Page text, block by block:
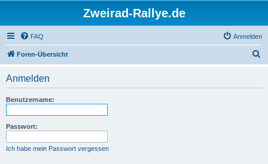
Zweirad-Rallye.de
FAQ Anmelden
Foren-Übersicht
Anmelden
Benutzername:
Passwort:
Ich habe mein Passwort vergessen